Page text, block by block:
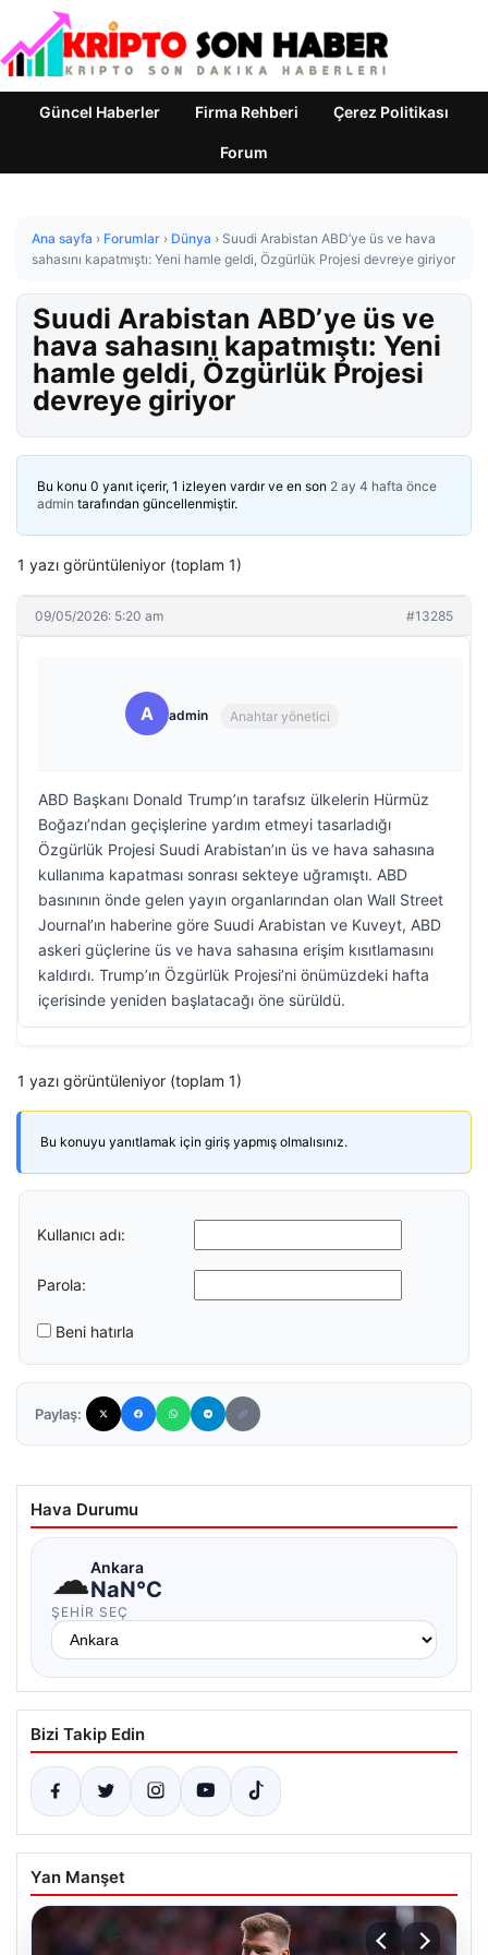
Güncel Haberler Firma Rehberi Çerez Politikası
Forum
Ana sayfa › Forumlar › Dünya › Suudi Arabistan ABD’ye üs ve hava
sahasını kapatmıştı: Yeni hamle geldi, Özgürlük Projesi devreye giriyor
Suudi Arabistan ABD’ye üs ve
hava sahasını kapatmıştı: Yeni
hamle geldi, Özgürlük Projesi
devreye giriyor
Bu konu 0 yanıt içerir, 1 izleyen vardır ve en son 2 ay 4 hafta önce
admin tarafından güncellenmiştir.
1 yazı görüntüleniyor (toplam 1)
09/05/2026: 5:20 am #13285
A admin Anahtar yönetici
ABD Başkanı Donald Trump’ın tarafsız ülkelerin Hürmüz
Boğazı’ndan geçişlerine yardım etmeyi tasarladığı
Özgürlük Projesi Suudi Arabistan’ın üs ve hava sahasına
kullanıma kapatması sonrası sekteye uğramıştı. ABD
basınının önde gelen yayın organlarından olan Wall Street
Journal’ın haberine göre Suudi Arabistan ve Kuveyt, ABD
askeri güçlerine üs ve hava sahasına erişim kısıtlamasını
kaldırdı. Trump’ın Özgürlük Projesi’ni önümüzdeki hafta
içerisinde yeniden başlatacağı öne sürüldü.
1 yazı görüntüleniyor (toplam 1)
Bu konuyu yanıtlamak için giriş yapmış olmalısınız.
Kullanıcı adı:
Parola:
Beni hatırla
Paylaş:
Hava Durumu
☁Ankara
NaN°C
ŞEHIR SEÇ
Bizi Takip Edin
Yan Manşet